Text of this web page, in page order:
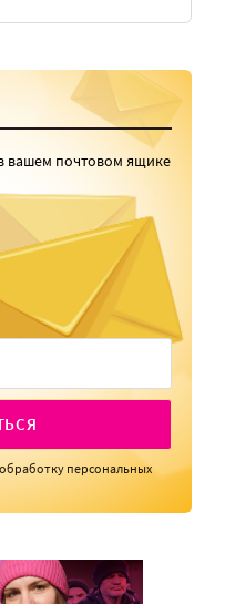
вашем почтовом ящике
персональных